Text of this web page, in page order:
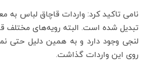
نامی تاکید کرد: واردات قاچاق لباس به
تبدیل شده است. البته رویه‌های مختلف
لنجی وجود دارد و به همین دلیل حتی
روی این واردات گذاشت.